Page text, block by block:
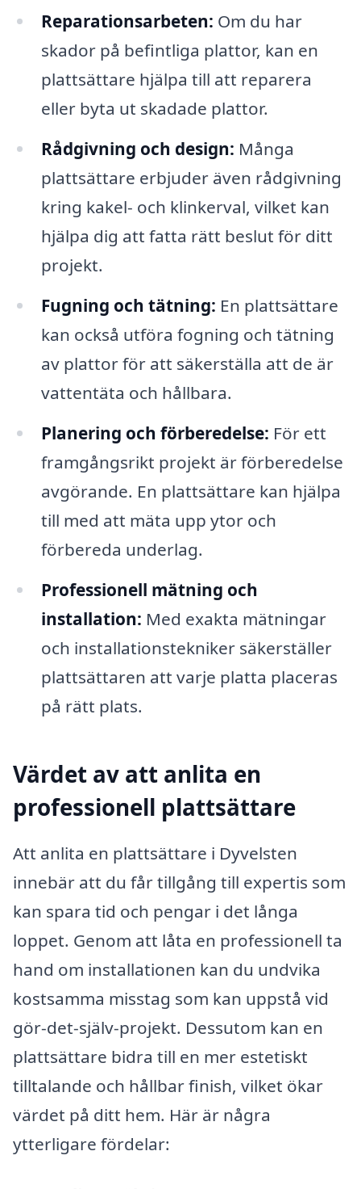
Reparationsarbeten: Om du har
skador på befintliga plattor, kan en
plattsättare hjälpa till att reparera
eller byta ut skadade plattor.
Rådgivning och design: Många
plattsättare erbjuder även rådgivning
kring kakel- och klinkerval, vilket kan
hjälpa dig att fatta rätt beslut för ditt
projekt.
Fugning och tätning: En plattsättare
kan också utföra fogning och tätning
av plattor för att säkerställa att de är
vattentäta och hållbara.
Planering och förberedelse: För ett
framgångsrikt projekt är förberedelse
avgörande. En plattsättare kan hjälpa
till med att mäta upp ytor och
förbereda underlag.
Professionell mätning och
installation: Med exakta mätningar
och installationstekniker säkerställer
plattsättaren att varje platta placeras
på rätt plats.
Värdet av att anlita en
professionell plattsättare
Att anlita en plattsättare i Dyvelsten
innebär att du får tillgång till expertis som
kan spara tid och pengar i det långa
loppet. Genom att låta en professionell ta
hand om installationen kan du undvika
kostsamma misstag som kan uppstå vid
gör-det-själv-projekt. Dessutom kan en
plattsättare bidra till en mer estetiskt
tilltalande och hållbar finish, vilket ökar
värdet på ditt hem. Här är några
ytterligare fördelar: